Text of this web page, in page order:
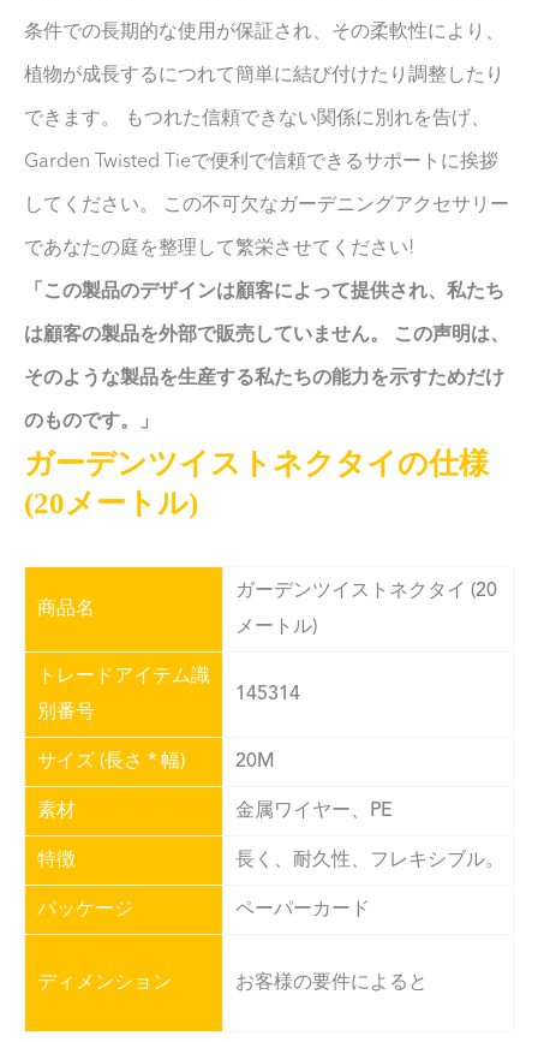
条件での長期的な使用が保証され、その柔軟性により、
植物が成長するにつれて簡単に結び付けたり調整したり
できます。 もつれた信頼できない関係に別れを告げ、
Garden Twisted Tieで便利で信頼できるサポートに挨拶
してください。 この不可欠なガーデニングアクセサリー
であなたの庭を整理して繁栄させてください!
「この製品のデザインは顧客によって提供され、私たち
は顧客の製品を外部で販売していません。 この声明は、
そのような製品を生産する私たちの能力を示すためだけ
のものです。」
ガーデンツイストネクタイの仕様
(20メートル)
商品名
ガーデンツイストネクタイ (20
メートル)
トレードアイテム識
別番号
145314
サイズ (長さ * 幅) 20M
素材 金属ワイヤー、PE
特徴 長く、耐久性、フレキシブル。
パッケージ ペーパーカード
ディメンション お客様の要件によると